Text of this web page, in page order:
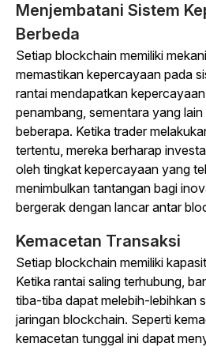
Menjembatani Sistem
Berbeda
Setiap blockchain memiliki
memastikan kepercayaan pada
rantai mendapatkan
penambang, sementara yang
beberapa. Ketika trader
tertentu, mereka berharap
oleh tingkat kepercayaan yang
menimbulkan tantangan bagi
bergerak dengan lancar antar
Kemacetan Transaksi
Setiap blockchain memiliki
Ketika rantai saling terhubung,
tiba-tiba dapat melebih-lebihkan
jaringan blockchain. Seperti
kemacetan tunggal ini dapat